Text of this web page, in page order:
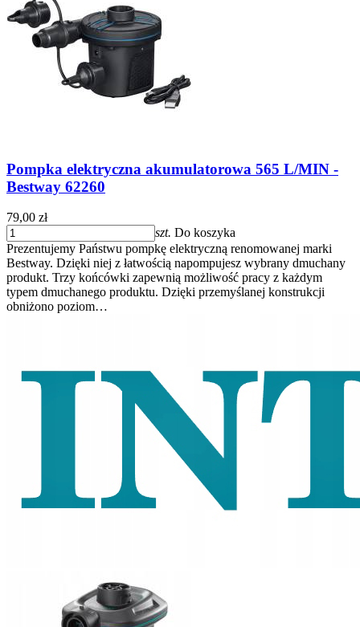
Pompka elektryczna akumulatorowa 565 L/MIN -
Bestway 62260
79,00 zł
szt. Do koszyka
Prezentujemy Państwu pompkę elektryczną renomowanej marki
Bestway. Dzięki niej z łatwością napompujesz wybrany dmuchany
produkt. Trzy końcówki zapewnią możliwość pracy z każdym
typem dmuchanego produktu. Dzięki przemyślanej konstrukcji
obniżono poziom…